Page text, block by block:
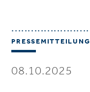
PRESSEMITTEILUNG
08.10.2025